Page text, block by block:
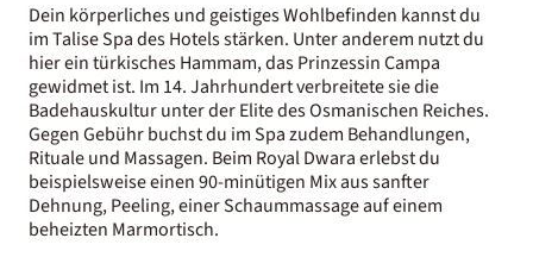
Dein körperliches und geistiges Wohlbefinden kannst du
im Talise Spa des Hotels stärken. Unter anderem nutzt du
hier ein türkisches Hammam, das Prinzessin Campa
gewidmet ist. Im 14. Jahrhundert verbreitete sie die
Badehauskultur unter der Elite des Osmanischen Reiches.
Gegen Gebühr buchst du im Spa zudem Behandlungen,
Rituale und Massagen. Beim Royal Dwara erlebst du
beispielsweise einen 90-minütigen Mix aus sanfter
Dehnung, Peeling, einer Schaummassage auf einem
beheizten Marmortisch.